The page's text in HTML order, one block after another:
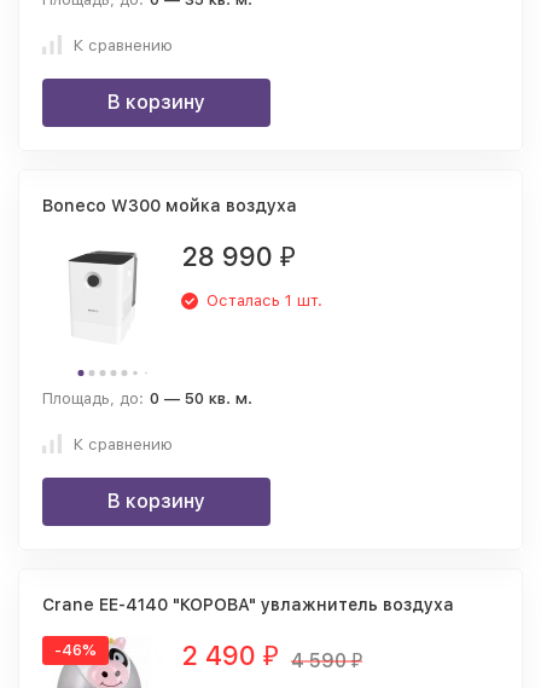
К сравнению
В корзину
Boneco W300 мойка воздуха
28 990 ₽
Осталась 1 шт.
Площадь, до: 0 — 50 кв. м.
К сравнению
В корзину
Crane EE-4140 "КОРОВА" увлажнитель воздуха
-46% 2 490 ₽ 4 590 ₽